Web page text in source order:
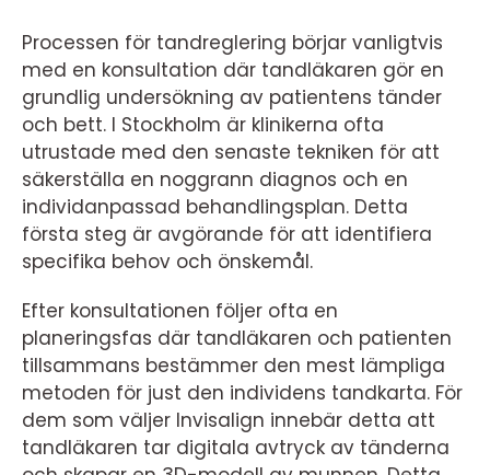
Processen för tandreglering börjar vanligtvis
med en konsultation där tandläkaren gör en
grundlig undersökning av patientens tänder
och bett. I Stockholm är klinikerna ofta
utrustade med den senaste tekniken för att
säkerställa en noggrann diagnos och en
individanpassad behandlingsplan. Detta
första steg är avgörande för att identifiera
specifika behov och önskemål.
Efter konsultationen följer ofta en
planeringsfas där tandläkaren och patienten
tillsammans bestämmer den mest lämpliga
metoden för just den individens tandkarta. För
dem som väljer Invisalign innebär detta att
tandläkaren tar digitala avtryck av tänderna